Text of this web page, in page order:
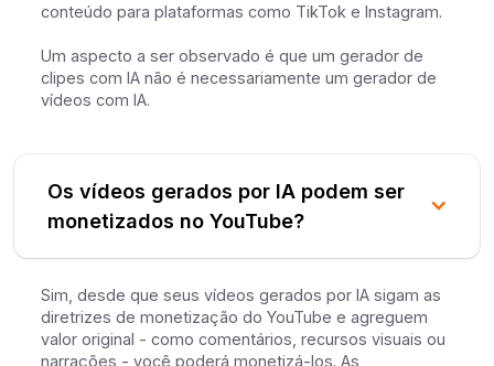
conteúdo para plataformas como TikTok e Instagram.
Um aspecto a ser observado é que um gerador de
clipes com IA não é necessariamente um gerador de
vídeos com IA.
Os vídeos gerados por IA podem ser
monetizados no YouTube?
Sim, desde que seus vídeos gerados por IA sigam as
diretrizes de monetização do YouTube e agreguem
valor original - como comentários, recursos visuais ou
narrações - você poderá monetizá-los. As